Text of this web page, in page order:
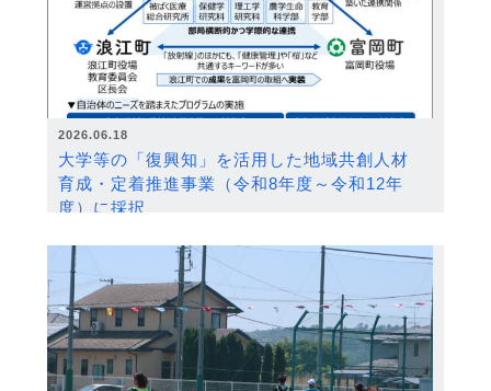
2026.06.18
大学等の「復興知」を活用した地域共創人材
育成・定着推進事業（令和8年度～令和12年
度）に採択